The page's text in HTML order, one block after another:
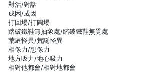
對活/對話
成困/成因
打回場/打圓場
踏破鐵鞋無抽象處/踏破鐵鞋無覓處
荒庭怪異/荒誕怪異
相像力/想像力
地方吸力/地心吸力
相對他都會/相對地都會